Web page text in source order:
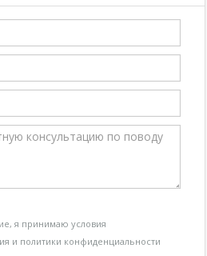
я принимаю условия
и политики конфиденциальности